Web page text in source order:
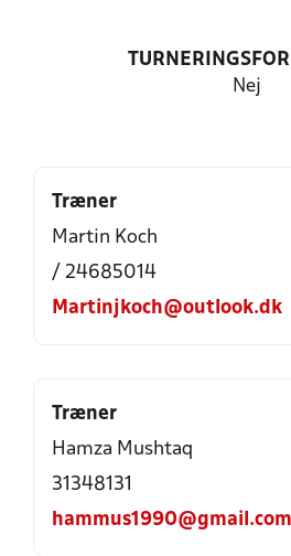
Nej
Træner
Martin Koch
/ 24685014
Martinjkoch@outlook.dk
Træner
Hamza Mushtaq
31348131
hammus1990@gmail.com